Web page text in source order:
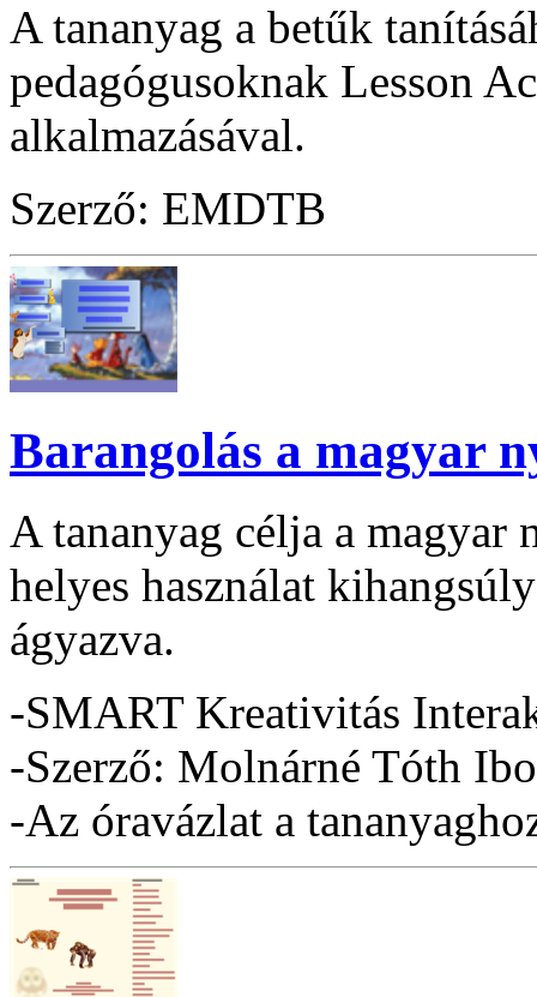
A tananyag a betűk
pedagógusoknak Lesson
alkalmazásával.
Szerző: EMDTB
Barangolás a magyar
A tananyag célja a magyar
helyes használat
ágyazva.
-SMART Kreativitás
-Szerző: Molnárné Tóth
-Az óravázlat a